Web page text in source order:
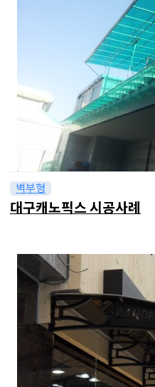
벽부형
대구캐노픽스 시공사례